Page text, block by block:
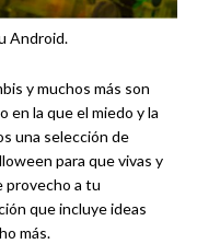
Android.
y muchos más son
en la que el miedo y la
una selección de
para que vivas y
provecho a tu
que incluye ideas
más.